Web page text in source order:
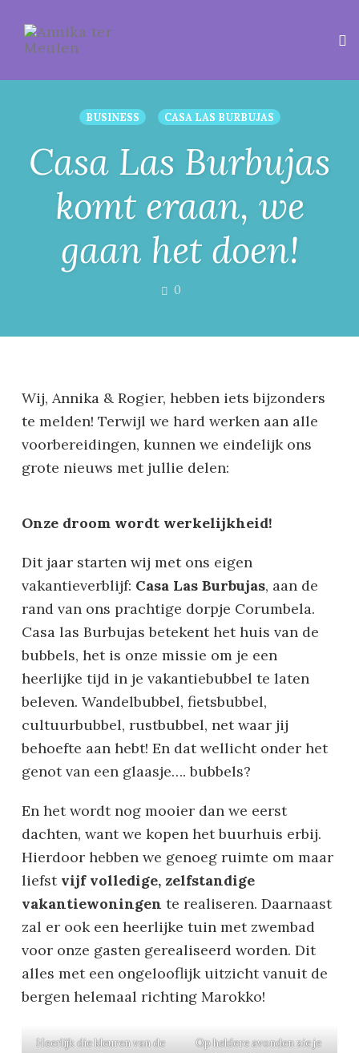
BUSINESS CASA LAS BURBUJAS
Casa Las Burbujas
komt eraan, we
gaan het doen!
0COMMENTS
Wij, Annika & Rogier, hebben iets bijzonders
te melden! Terwijl we hard werken aan alle
voorbereidingen, kunnen we eindelijk ons
grote nieuws met jullie delen:
Onze droom wordt werkelijkheid!
Dit jaar starten wij met ons eigen
vakantieverblijf: Casa Las Burbujas, aan de
rand van ons prachtige dorpje Corumbela.
Casa las Burbujas betekent het huis van de
bubbels, het is onze missie om je een
heerlijke tijd in je vakantiebubbel te laten
beleven. Wandelbubbel, fietsbubbel,
cultuurbubbel, rustbubbel, net waar jij
behoefte aan hebt! En dat wellicht onder het
genot van een glaasje…. bubbels?
En het wordt nog mooier dan we eerst
dachten, want we kopen het buurhuis erbij.
Hierdoor hebben we genoeg ruimte om maar
liefst vijf volledige, zelfstandige
vakantiewoningen te realiseren. Daarnaast
zal er ook een heerlijke tuin met zwembad
voor onze gasten gerealiseerd worden. Dit
alles met een ongelooflijk uitzicht vanuit de
bergen helemaal richting Marokko!
Heerlijk die kleuren van de
Op heldere avonden zie je